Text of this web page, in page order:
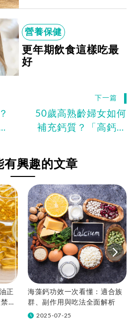
營養保健
更年期飲食這樣吃最
好
下一篇
50歲高熟齡婦女如何
補充鈣質？「高鈣食
有興趣的文章
正
海藻鈣功效一次看懂：適合族
群、副作用與吃法全面解析
2025-07-25